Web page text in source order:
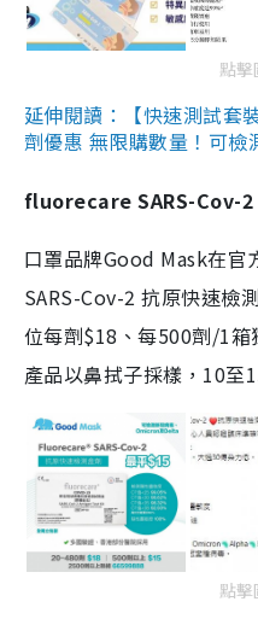
點
延伸閱讀：【快速測試套
劑優惠 無限購數量！可
fluorecare SARS-Cov-2
口罩品牌Good Mask在
SARS-Cov-2 抗原快速檢
位每劑$18、每500劑/1箱
產品以鼻拭子採樣，10至
點